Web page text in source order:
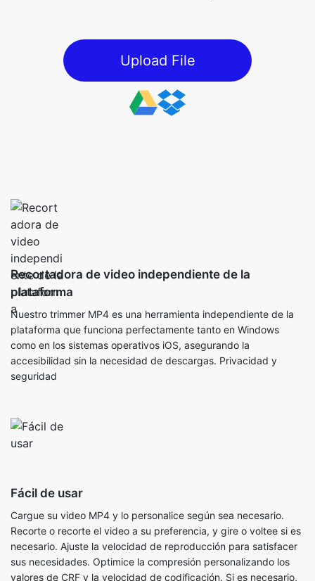
Recortadora de video independiente de la
plataforma
Nuestro trimmer MP4 es una herramienta independiente de la
plataforma que funciona perfectamente tanto en Windows
como en los sistemas operativos iOS, asegurando la
accesibilidad sin la necesidad de descargas. Privacidad y
seguridad
Fácil de usar
necesario. Ajuste la velocidad de reproducción para satisfacer
sus necesidades. Optimice la compresión personalizando los
valores de CRF y la velocidad de codificación. Si es necesario,
deshace o cancele cualquier cambio para restaurar el video a
su estado original. Una vez que esté satisfecho con los ajustes,
haga clic en el botón Guardar para comenzar a comprimir el